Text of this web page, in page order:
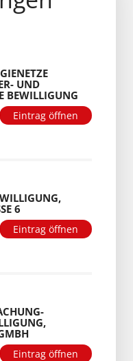
UND
BEWILLIGUNG
Eintrag öffnen
H
6
Eintrag öffnen
Eintrag öffnen